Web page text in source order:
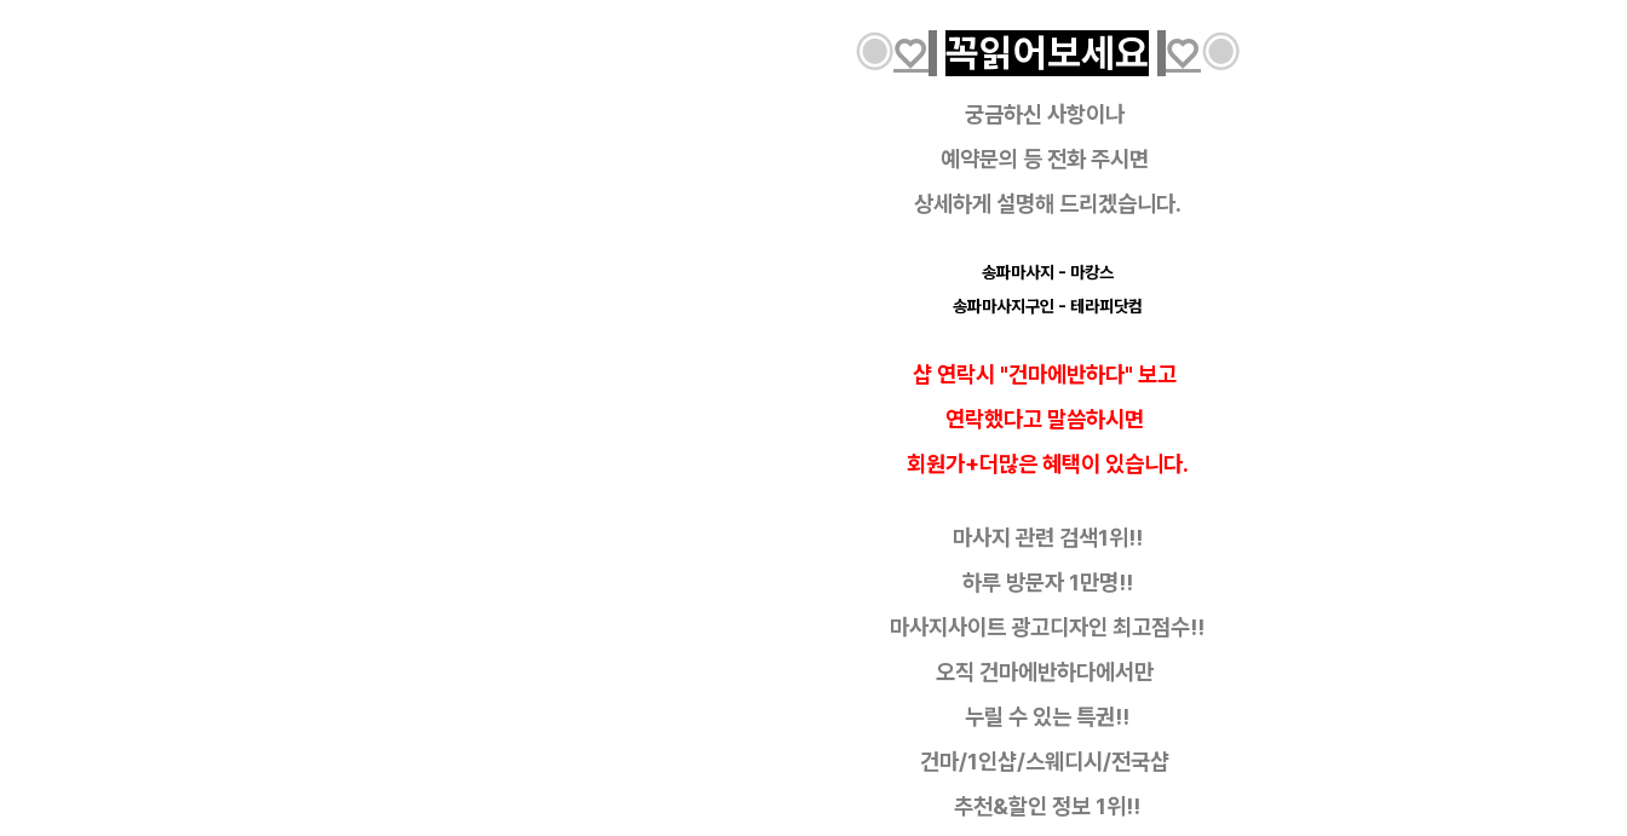
◉♡ 꼭읽어보세요 ♡◉
궁금하신 사항이나
예약문의 등전화 주시면
상세하게 설명해 드리겠습니다.
송파마사지 - 마캉스
송파마사지구인 - 테라피닷컴
샵 연락시 "건마에반하다" 보고
연락했다고 말씀하시면
회원가+더많은 혜택이 있습니다.
마사지 관련 검색1위!!
하루 방문자 1만명!!
마사지사이트 광고디자인 최고점수!!
오직 건마에반하다에서만
누릴 수 있는 특권!!
건마/1인샵/스웨디시/전국샵
추천&할인 정보 1위!!